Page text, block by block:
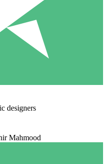
designers
Mahmood